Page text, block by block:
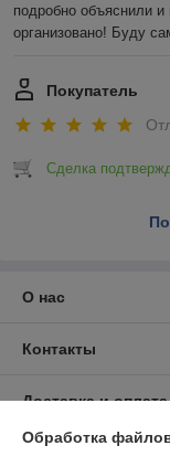
подробно объяснили и
организовано! Буду
Покупатель
Сделка
О нас
Контакты
Доставка и оплата
Обработка